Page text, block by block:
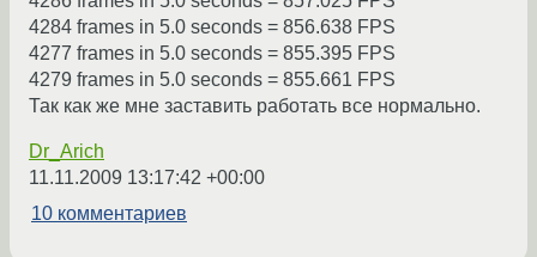
4284 frames in 5.0 seconds = 856.638 FPS
4277 frames in 5.0 seconds = 855.395 FPS
4279 frames in 5.0 seconds = 855.661 FPS
Так как же мне заставить работать все нормально.
Dr_Arich
11.11.2009 13:17:42 +00:00
10 комментариев